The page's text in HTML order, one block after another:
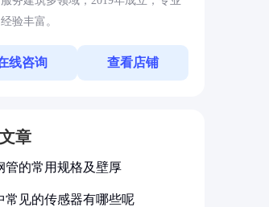
验丰富。
线咨询 查看店铺
章
管的常用规格及壁厚
常见的传感器有哪些呢